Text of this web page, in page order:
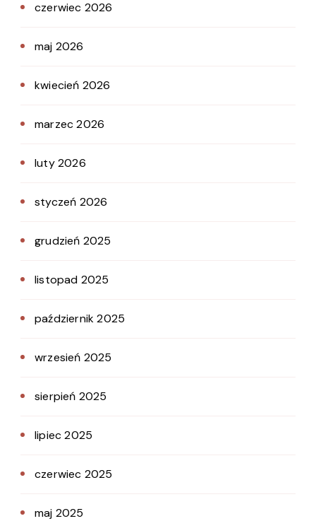
czerwiec 2026
maj 2026
kwiecień 2026
marzec 2026
luty 2026
styczeń 2026
grudzień 2025
listopad 2025
październik 2025
wrzesień 2025
sierpień 2025
lipiec 2025
czerwiec 2025
maj 2025